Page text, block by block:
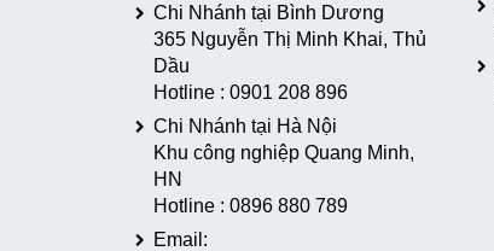
Chi Nhánh tại Bình Dương
365 Nguyễn Thị Minh Khai, Thủ
Dầu
Hotline : 0901 208 896
Chi Nhánh tại Hà Nội
Khu công nghiệp Quang Minh,
HN
Hotline : 0896 880 789
Email: